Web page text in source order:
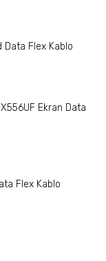
Data Flex Kablo
Ekran Data
Flex Kablo